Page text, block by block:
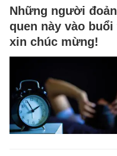
Những người
quen này vào
xin chúc mừng!